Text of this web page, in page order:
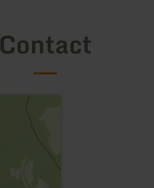
Contact